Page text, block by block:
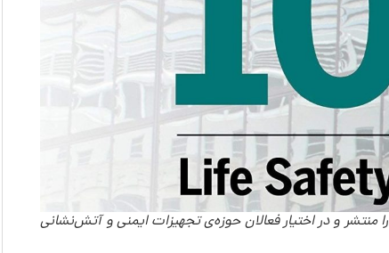
نزدیک به 80 سال است که انجمن ملی آتش‌نشانی امریکا یا NFPA استانداردهای Life Safety Code را منتشر و در اختیار فعالان حوزه‌ی تجهیزات ایمنی و آتش‌نشانی